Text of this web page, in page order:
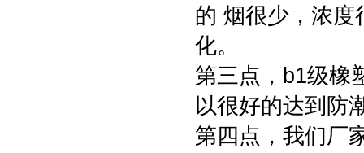
的 烟很少，浓度
化。
第三点，b1级橡
以很好的达到防
第四点，我们厂